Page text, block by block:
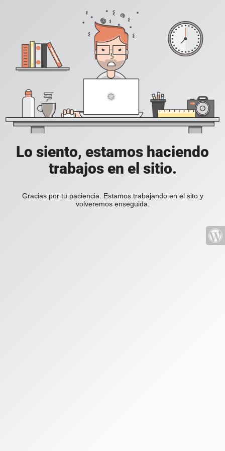
Lo siento, estamos haciendo
trabajos en el sitio.
Gracias por tu paciencia. Estamos trabajando en el sito y
volveremos enseguida.